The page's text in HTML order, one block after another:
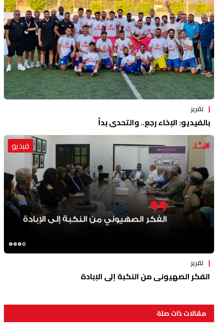
تقرير
بالفيديو: الإخاء رجع.. والتحدي بدأ
فيديو
تقرير
الفكر الصهيوني من النكبة إلى الإبادة
مقالات ذات صلة